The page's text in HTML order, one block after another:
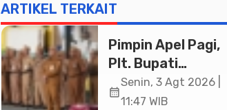
ARTIKEL TERKAIT
Pimpin Apel Pagi,
Plt. Bupati
Pemalang
Tekankan Disiplin
calendar_month
Senin, 3 Agt 2026 |
11:47 WIB